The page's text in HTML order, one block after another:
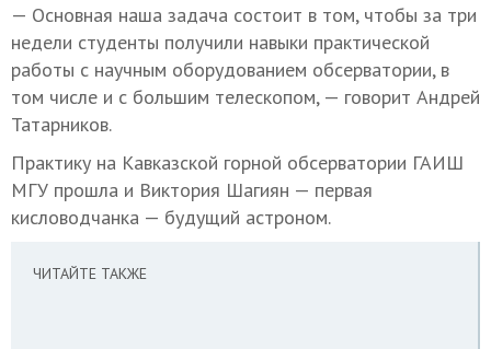
— Основная наша задача состоит в том, чтобы за три
недели студенты получили навыки практической
работы с научным оборудованием обсерватории, в
том числе и с большим телескопом, — говорит Андрей
Татарников.
Практику на Кавказской горной обсерватории ГАИШ
МГУ прошла и Виктория Шагиян — первая
кисловодчанка — будущий астроном.
ЧИТАЙТЕ ТАКЖЕ